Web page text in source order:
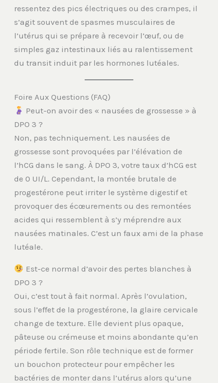
ressentez des pics électriques ou des crampes, il
s’agit souvent de spasmes musculaires de
l’utérus qui se prépare à recevoir l’œuf, ou de
simples gaz intestinaux liés au ralentissement
du transit induit par les hormones lutéales.
Foire Aux Questions (FAQ)
Peut-on avoir des « nausées de grossesse » à
DPO 3 ?
Non, pas techniquement. Les nausées de
grossesse sont provoquées par l’élévation de
l’hCG dans le sang. À DPO 3, votre taux d’hCG est
de 0 UI/L. Cependant, la montée brutale de
progestérone peut irriter le système digestif et
provoquer des écœurements ou des remontées
acides qui ressemblent à s’y méprendre aux
nausées matinales. C’est un faux ami de la phase
lutéale.
Est-ce normal d’avoir des pertes blanches à
DPO 3 ?
Oui, c’est tout à fait normal. Après l’ovulation,
sous l’effet de la progestérone, la glaire cervicale
change de texture. Elle devient plus opaque,
pâteuse ou crémeuse et moins abondante qu’en
période fertile. Son rôle technique est de former
un bouchon protecteur pour empêcher les
bactéries de monter dans l’utérus alors qu’une